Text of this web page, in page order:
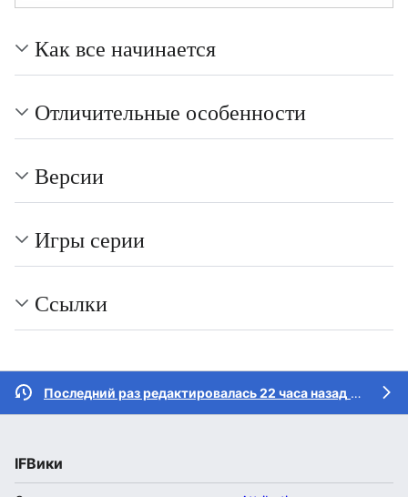
Как все начинается
Отличительные особенности
Версии
Игры серии
Ссылки
Последний раз редактировалась 22 часа назад
IFВики